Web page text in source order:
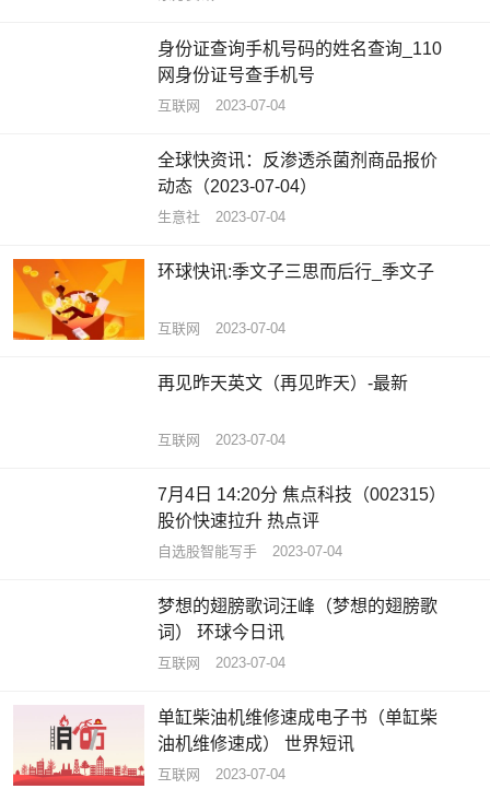
身份证查询手机号码的姓名查询_110
网身份证号查手机号
互联网 2023-07-04
全球快资讯：反渗透杀菌剂商品报价
动态（2023-07-04）
生意社 2023-07-04
环球快讯:季文子三思而后行_季文子
互联网 2023-07-04
再见昨天英文（再见昨天）-最新
互联网 2023-07-04
7月4日 14:20分 焦点科技（002315）
股价快速拉升 热点评
自选股智能写手 2023-07-04
梦想的翅膀歌词汪峰（梦想的翅膀歌
词） 环球今日讯
互联网 2023-07-04
单缸柴油机维修速成电子书（单缸柴
油机维修速成） 世界短讯
互联网 2023-07-04